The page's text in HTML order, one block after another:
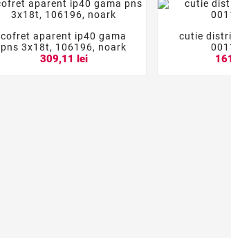
  
cofret aparent ip40 gama
pns 3x18t, 106196, noark
309,11 lei

cutie